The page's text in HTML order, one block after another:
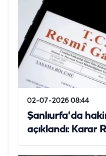
02-07-2026 08:44
Şanlıurfa'da
açıklandı: Karar